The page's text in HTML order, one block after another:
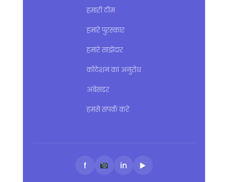
हमारी टीम
हमारे पुरस्कार
हमारे साझेदार
कोटेशन का अनुरोध
अंबेसडर
हमसे संपर्क करें
f in ▶